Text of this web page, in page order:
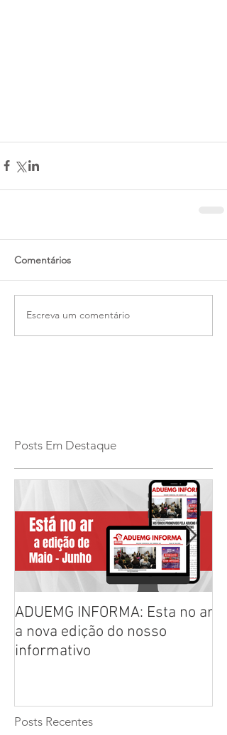
Comentários
Escreva um comentário
Posts Em Destaque
ADUEMG INFORMA: Esta no ar
a nova edição do nosso
informativo
Posts Recentes